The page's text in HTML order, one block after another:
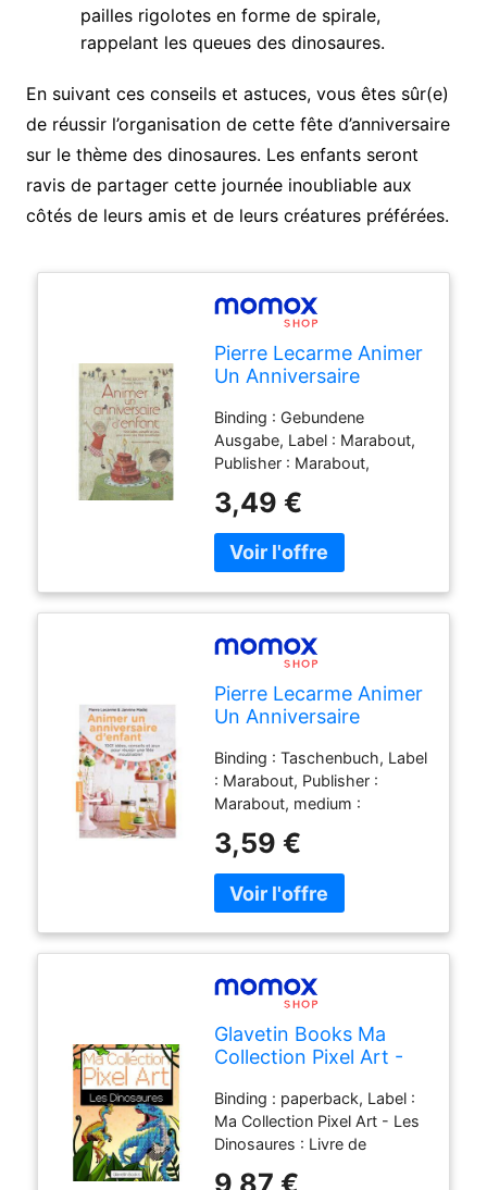
pailles rigolotes en forme de spirale,
rappelant les queues des dinosaures.
En suivant ces conseils et astuces, vous êtes sûr(e)
de réussir l’organisation de cette fête d’anniversaire
sur le thème des dinosaures. Les enfants seront
ravis de partager cette journée inoubliable aux
côtés de leurs amis et de leurs créatures préférées.
Pierre Lecarme Animer
Un Anniversaire
Conseils Et Jeux Pour
Réussir Une Fête
Inoubliable
Binding : Gebundene
Ausgabe, Label : Marabout,
Publisher : Marabout,
Ausgabe, publicationDate :
2009-04-22, authors : Pierre
Lecarme, Janine Madej,
Isabelle Charly, languages :
french, ISBN : 2501061004
3,49 €
Pierre Lecarme Animer
Un Anniversaire
Conseils Et Jeux Pour
Réussir Une Fête
Inoubliable !
Binding : Taschenbuch, Label
: Marabout, Publisher :
Marabout, medium :
publicationDate : 2013-04-
10, authors : Pierre Lecarme,
Janine Madej, languages :
french, ISBN : 2501087631
3,59 €
Glavetin Books Ma
Collection Pixel Art -
De Coloriage Pixel Art
Sur Le Thème Des
Dinosaures - Reproduis
Et Colorie D'Après Les
Binding : paperback, Label :
Ma Collection Pixel Art - Les
Dinosaures : Livre de
9,87 €